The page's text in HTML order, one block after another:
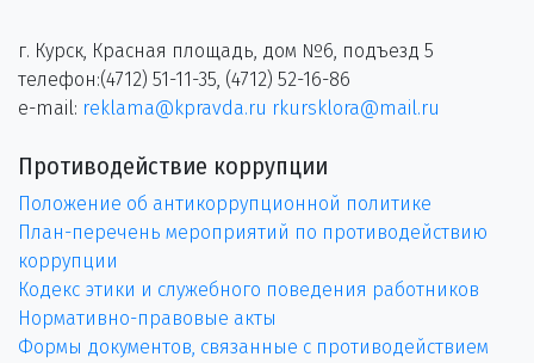
г. Курск, Красная площадь, дом №6, подъезд 5
телефон:(4712) 51-11-35, (4712) 52-16-86
e-mail: reklama@kpravda.ru rkursklora@mail.ru
Противодействие коррупции
Положение об антикоррупционной политике
План-перечень мероприятий по противодействию
коррупции
Кодекс этики и служебного поведения работников
Нормативно-правовые акты
Формы документов, связанные с противодействием